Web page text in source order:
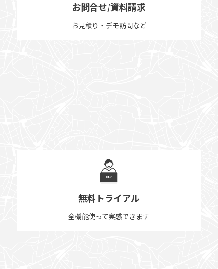
お問合せ/資料請求
お見積り・デモ訪問など
無料トライアル
全機能使って実感できます